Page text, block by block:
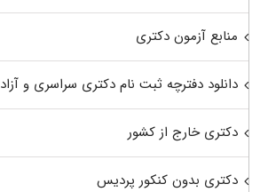
منابع آزمون دکتری
دانلود دفترچه ثبت نام دکتری سراسری و آزاد
دکتری خارج از کشور
دکتری بدون کنکور پردیس